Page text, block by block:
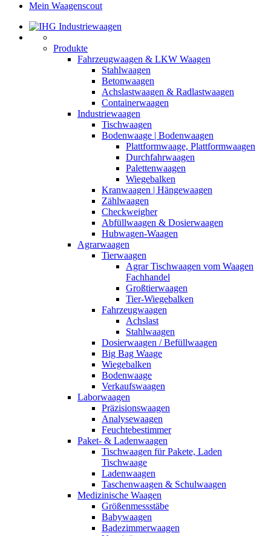
Mein Waagenscout
Produkte
Fahrzeugwaagen & LKW Waagen
Stahlwaagen
Betonwaagen
Achslastwaagen & Radlastwaagen
Containerwaagen
Industriewaagen
Tischwaagen
Bodenwaage | Bodenwaagen
Plattformwaage, Plattformwaagen
Durchfahrwaagen
Palettenwaagen
Wiegebalken
Kranwaagen | Hängewaagen
Zählwaagen
Checkweigher
Abfüllwaagen & Dosierwaagen
Hubwagen-Waagen
Agrarwaagen
Tierwaagen
Agrar Tischwaagen vom Waagen
Fachhandel
Großtierwaagen
Tier-Wiegebalken
Fahrzeugwaagen
Achslast
Stahlwaagen
Dosierwaagen / Befüllwaagen
Big Bag Waage
Wiegebalken
Bodenwaage
Verkaufswaagen
Laborwaagen
Präzisionswaagen
Analysewaagen
Feuchtebestimmer
Paket- & Ladenwaagen
Tischwaagen für Pakete, Laden
Tischwaage
Ladenwaagen
Taschenwaagen & Schulwaagen
Medizinische Waagen
Größenmessstäbe
Babywaagen
Badezimmerwaagen